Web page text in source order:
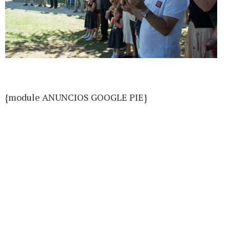
{module ANUNCIOS GOOGLE PIE}